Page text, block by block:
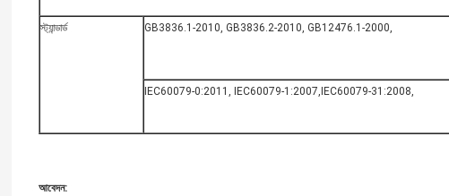
স্ট্যান্ডার্ড GB3836.1-2010, GB3836.2-2010, GB12476.1-2000,
IEC60079-0:2011, IEC60079-1:2007,IEC60079-31:2008,
আবেদন: